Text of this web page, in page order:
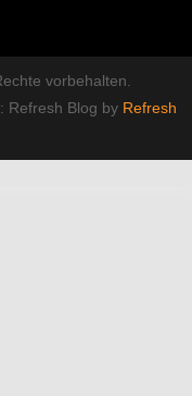
vorbehalten.
Refresh Blog by Refresh